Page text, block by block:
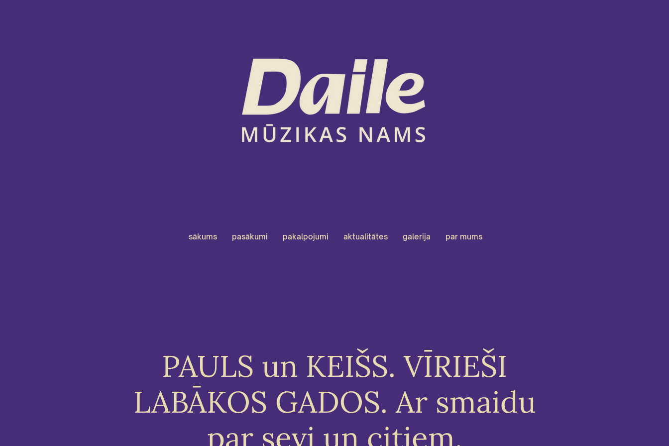
sākums pasākumi pakalpojumi aktualitātes galerija par mums
PAULS un KEIŠS. VĪRIEŠI
LABĀKOS GADOS. Ar smaidu
par sevi un citiem.